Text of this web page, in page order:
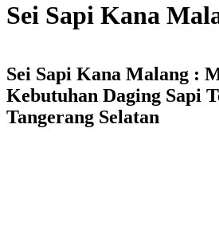
Sei Sapi Kana
Sei Sapi Kana Malang :
Kebutuhan Daging Sapi
Tangerang Selatan